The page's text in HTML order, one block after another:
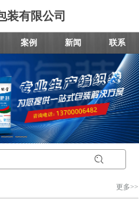
装有限公司
案例 新闻 联系
更多>>